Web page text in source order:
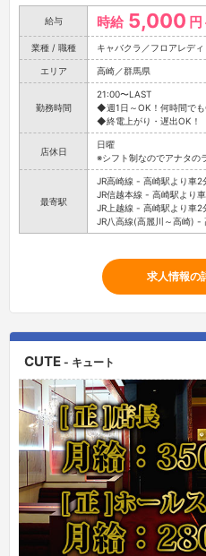
給与 時給 5,000 円
業種 / 職種 キャバクラ／フロアレディ
エリア 高崎／群馬県
勤務時間
21:00〜LAST
◆週1日～OK！何時間でも
◆終電上がり・遅出OK！
店休日
日曜
※シフト制なのでアナタの
最寄駅
JR高崎線 - 高崎駅より車2
JR信越本線 - 高崎駅より
JR上越線 - 高崎駅より車2
JR八高線(高麗川～高崎) -
求人情報の
CUTE - キュート